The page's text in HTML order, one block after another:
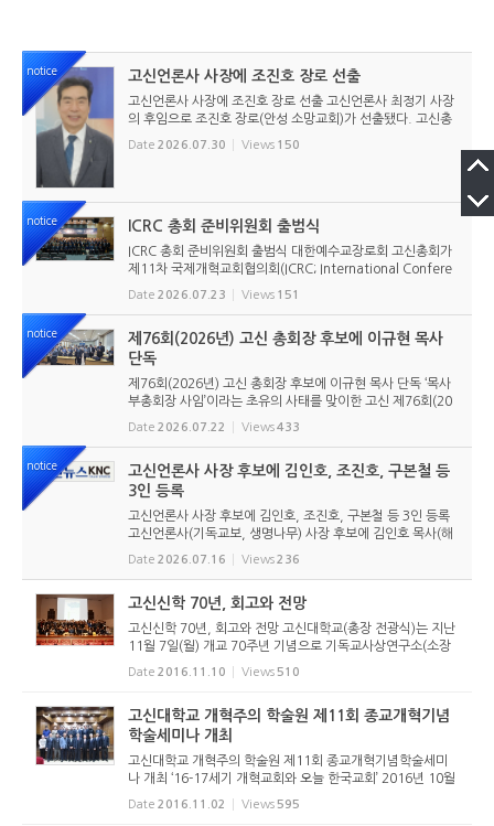
notice 고신언론사 사장에 조진호 장로 선출
고신언론사 사장에 조진호 장로 선출 고신언론사 최정기 사장
의 후임으로 조진호 장로(안성 소망교회)가 선출됐다. 고신총
회 유지재단 이사회는 2026년 7월 30일(목) 오전 11시 고신
총회회관 3층에서 임시이사회를 열고, 조진호 장로를 차기 사
Date 2026.07.30 Views 150
notice ICRC 총회 준비위원회 출범식
ICRC 총회 준비위원회 출범식 대한예수교장로회 고신총회가
제11차 국제개혁교회협의회(ICRC; International Confere
nce of Reformed Churches) 총회를 앞두고 본격적인 준비
에 들어갔다. 2026년 7월 20일 서울 남서울교회에서 ‘ICRC
Date 2026.07.23 Views 151
notice
제76회(2026년) 고신 총회장 후보에 이규현 목사
단독
제76회(2026년) 고신 총회장 후보에 이규현 목사 단독 ‘목사
부총회장 사임’이라는 초유의 사태를 맞이한 고신 제76회(20
26년) 총회장 후보에 이규현 목사(인천노회) 단독으로 입후보
했다. 6월 9일 경남마산노회의 추천을 받아 입후보했던 강영
Date 2026.07.22 Views433
notice
고신언론사 사장 후보에 김인호, 조진호, 구본철 등
3인 등록
고신언론사 사장 후보에 김인호, 조진호, 구본철 등 3인 등록
고신언론사(기독교보, 생명나무) 사장 후보에 김인호 목사(해
오름교회), 조진호 장로(소망교회), 구본철 장로(남서울교회)
가 등록했다. 당초 김희종 목사(유호교회)도 거론되었으나 최
Date 2026.07.16 Views236
고신신학 70년, 회고와 전망
고신신학 70년, 회고와 전망​ 고신대학교(총장 전광식)는 지난
11월 7일(월) 개교 70주년 기념으로 기독교사상연구소(소장
송영목 교수) 주관으로, ‘고신신학 70년, 회고와 전망’ 세미나
를 개최했다. 강영안 고려학원이사장과 전광식 총장의 축사...
Date 2016.11.10 Views 510
고신대학교 개혁주의 학술원 제11회 종교개혁기념
학술세미나 개최
고신대학교 개혁주의 학술원 제11회 종교개혁기념학술세미
나 개최 ‘16-17세기 개혁교회와 오늘 한국교회’ 2016년 10월
31일 월요일 2시에 고신대학교 개혁주의학술원 주최로 ‘16-1
7세기 개혁교회와 오늘 한국교회’라는 주제를 가지로...
Date 2016.11.02 Views 595